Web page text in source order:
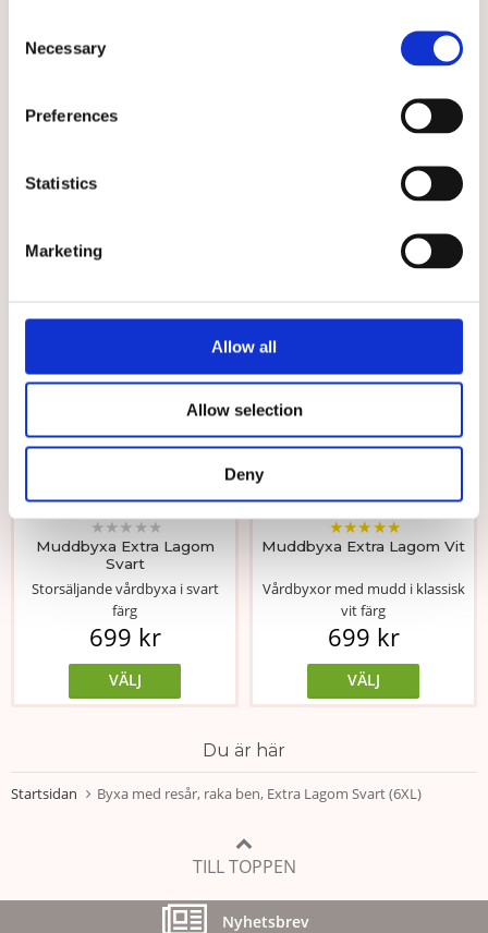
Selection
Necessary
Preferences
Statistics
Marketing
Allow all
Allow selection
Deny
Byxa med resår, raka ben,
Extra Lagom Vit
699 kr
Bussarong Extra Lagom
rymligare passform
Välj storlek
Muddbyxa Extra Lagom
Svart
★★★ ★★
Storsäljande vårdbyxa i svart
färg
699 kr
VÄLJ
Välj storlek
Muddbyxa Extra Lagom Vit
★★★★★
Vårdbyxor med mudd i klassisk
vit färg
699 kr
VÄLJ
Du är här
Startsidan Byxa med resår, raka ben, Extra Lagom Svart (6XL)
TILL TOPPEN
Nyhetsbrev